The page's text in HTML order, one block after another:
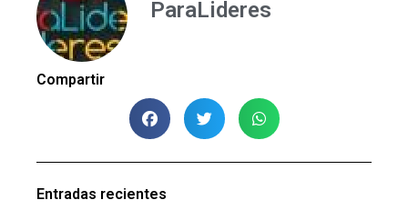
ParaLideres
Compartir
Entradas recientes